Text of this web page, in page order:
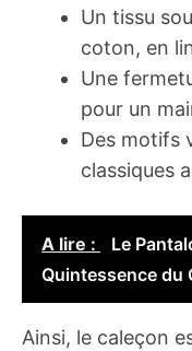
Un tissu
coton, en
Une
pour un
Des motifs
classiques
A lire :
Le
Quintessence du
Ainsi, le caleçon